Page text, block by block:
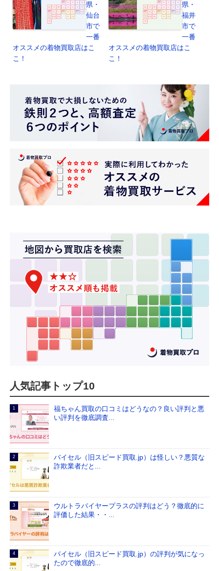
県・
仙台
市で
一番
オススメの着物買取店はこ
こ！
県・
福井
市で
一番
オススメの着物買取店はこ
こ！
人気記事トップ10
福ちゃん買取の口コミはどうなの？良い評判と悪
い評判を徹底調査...
バイセル（旧スピード買取.jp）は怪しい？悪質な
詐欺業者だと...
ウルトラバイヤープラスの評判はどう？徹底的に
評価した結果・・...
バイセル（旧スピード買取.jp）の評判が気になっ
たので徹底的...